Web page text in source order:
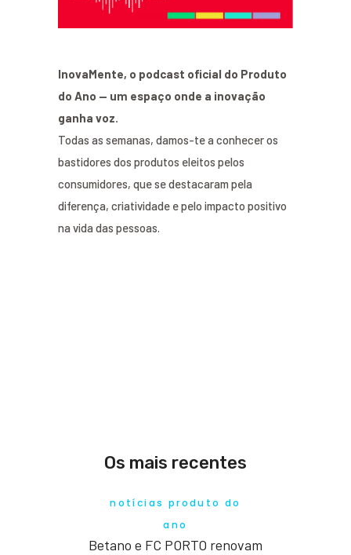
InovaMente, o podcast oficial do Produto
do Ano — um espaço onde a inovação
ganha voz.
Todas as semanas, damos-te a conhecer os
bastidores dos produtos eleitos pelos
consumidores, que se destacaram pela
diferença, criatividade e pelo impacto positivo
na vida das pessoas.
Os mais recentes
notícias produto do
ano
Betano e FC PORTO renovam